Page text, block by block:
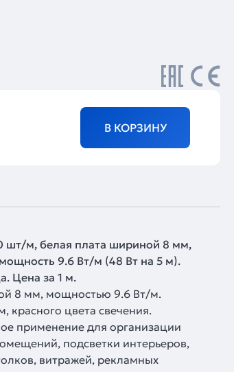
В КОРЗИНУ
шт/м, белая плата шириной 8 мм,
9.6 Вт/м (48 Вт на 5 м).
Цена за 1 м.
8 мм, мощностью 9.6 Вт/м.
красного цвета свечения.
применение для организации
подсветки интерьеров,
витражей, рекламных